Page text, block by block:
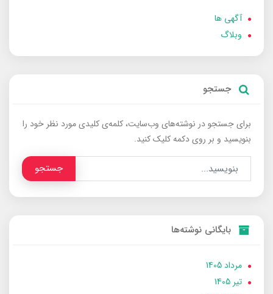
آگهی ها
وبلاگ
جستجو
برای جستجو در نوشته‌های وب‌سایت، کلمه‌ی کلیدی مورد نظر خود را
بنویسید و بر روی دکمه کلیک کنید.
جستجو
بایگانی نوشته‌ها
مرداد 1405
تير 1405